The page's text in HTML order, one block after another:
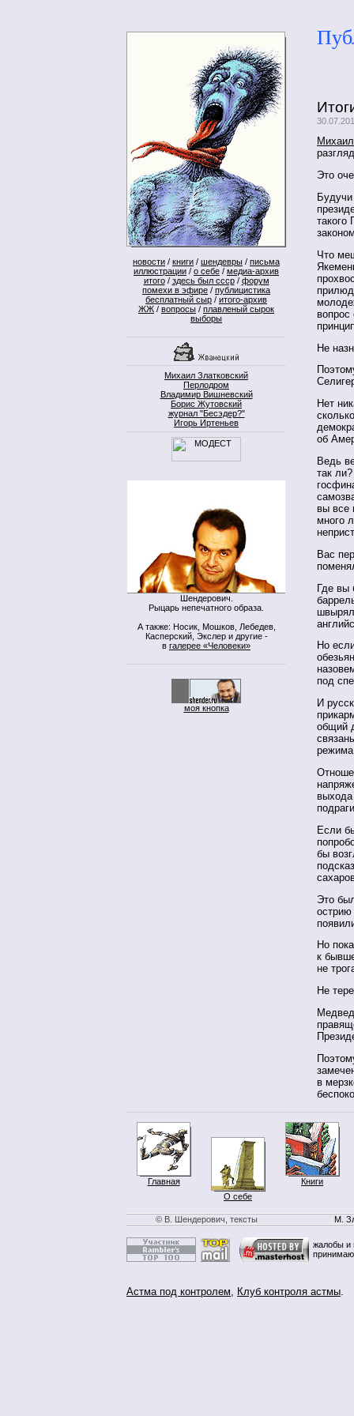
новости / книги / шендевры / письма
иллюстрации / о себе / медиа-архив
итого/ здесь был ссср/ форум
помехи в эфире / публицистика
бесплатный сыр / итого-архив
ЖЖ / вопросы / плавленый сырок
выборы
Михаил Златковский
Перлодром
Владимир Вишневский
Борис Жутовский
журнал "Бесэдер?"
Игорь Иртеньев
Шендерович.
Рыцарь непечатного образа.
А также: Носик, Мошков, Лебедев,
Касперский, Экслер и другие -
в галерее «Человеки»
моя кнопка
Это
такого
Что
Не
Нет
об
Ведь
так
вы все
много
Вас
Где вы
Но
под
И
общий
выхода
Если
бы
Это
острию
Но
к
не
Не
в
Главная
О себе
Книги
© В. Шендерович, тексты М.
жалобы и
Астма под контролем, Клуб контроля астмы.